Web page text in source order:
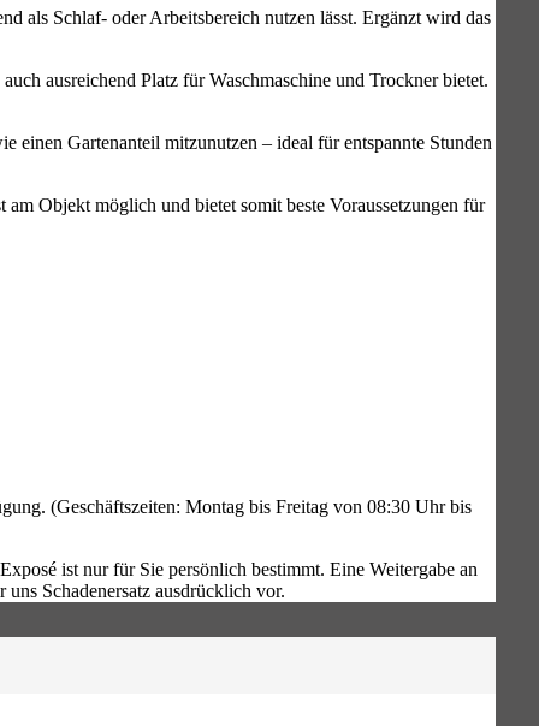
als Schlaf- oder Arbeitsbereich nutzen lässt. Ergänzt wird das
ausreichend Platz für Waschmaschine und Trockner bietet.
einen Gartenanteil mitzunutzen – ideal für entspannte Stunden
Objekt möglich und bietet somit beste Voraussetzungen für
(Geschäftszeiten: Montag bis Freitag von 08:30 Uhr bis
ist nur für Sie persönlich bestimmt. Eine Weitergabe an
Schadenersatz ausdrücklich vor.